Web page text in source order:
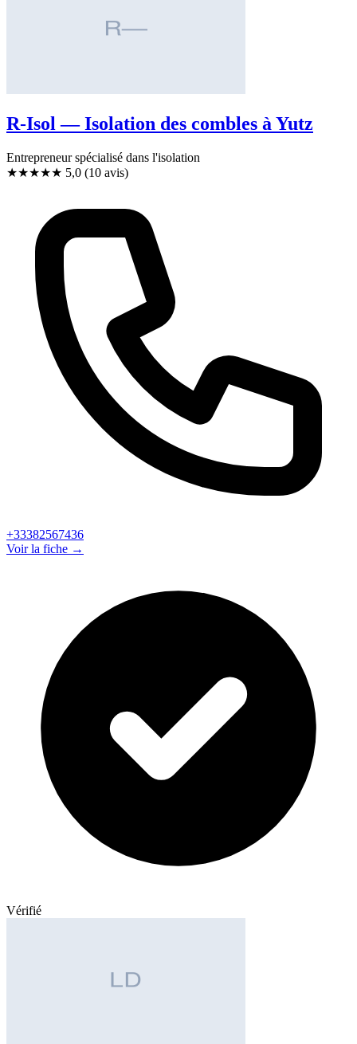
R-Isol — Isolation des combles à Yutz
Entrepreneur spécialisé dans l'isolation
★★★★★ 5,0 (10 avis)
+33382567436
Voir la fiche →
Vérifié